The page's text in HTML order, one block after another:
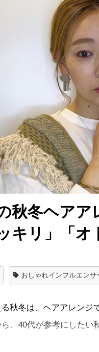
秋冬ヘア
キリ」「
おしゃれインフルエンサ
秋冬は、ヘアアレンジ
、40代が参考にした